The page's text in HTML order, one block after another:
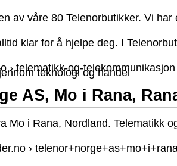
teknologi og handel
av våre 80 Telenorbutikker. Vi
klar for å hjelpe deg. I
› telematikk-og-telekommunikasjon
AS, Mo i Rana,
Mo i Rana, Nordland. Telematikk
›